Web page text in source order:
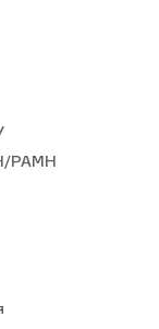
РАМН